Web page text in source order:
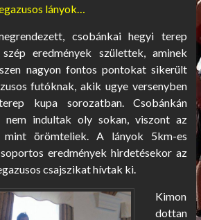
lányok…
csobánkai hegyi terep
eredmények születtek, aminek
nagyon fontos pontokat sikerült
futóknak, akik ugye versenyben
kupa sorozatban. Csobánkán
nem indultak oly sokan, viszont az
mint örömteliek. A lányok 5km-es
eredmények hirdetésekor az
csajszikat hívtak ki.
Kimon
dottan